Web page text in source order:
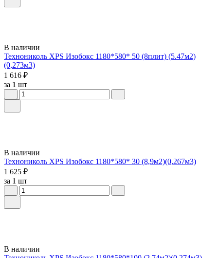
В наличии
Технониколь XPS Изобокс 1180*580* 50 (8плит) (5.47м2)
(0,273м3)
1 616 ₽
за 1 шт
В наличии
Технониколь XPS Изобокс 1180*580* 30 (8,9м2)(0,267м3)
1 625 ₽
за 1 шт
В наличии